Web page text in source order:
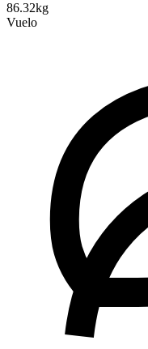
86.32kg
Vuelo